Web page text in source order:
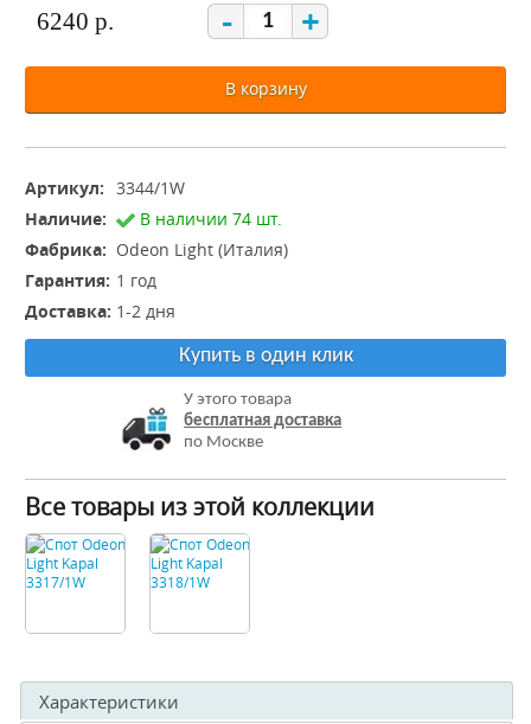
6240 р. - +
В корзину
Артикул: 3344/1W
Наличие:
В наличии 74 шт.
Фабрика: Odeon Light (Италия)
Гарантия: 1 год
Доставка: 1-2 дня
Купить в один клик
У этого товара
бесплатная доставка
по Москве
Все товары из этой коллекции
Характеристики